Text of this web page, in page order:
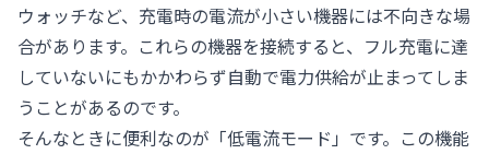
ウォッチなど、充電時の電流が小さい機器には不向きな場
合があります。これらの機器を接続すると、フル充電に達
していないにもかかわらず自動で電力供給が止まってしま
うことがあるのです。
そんなときに便利なのが「低電流モード」です。この機能